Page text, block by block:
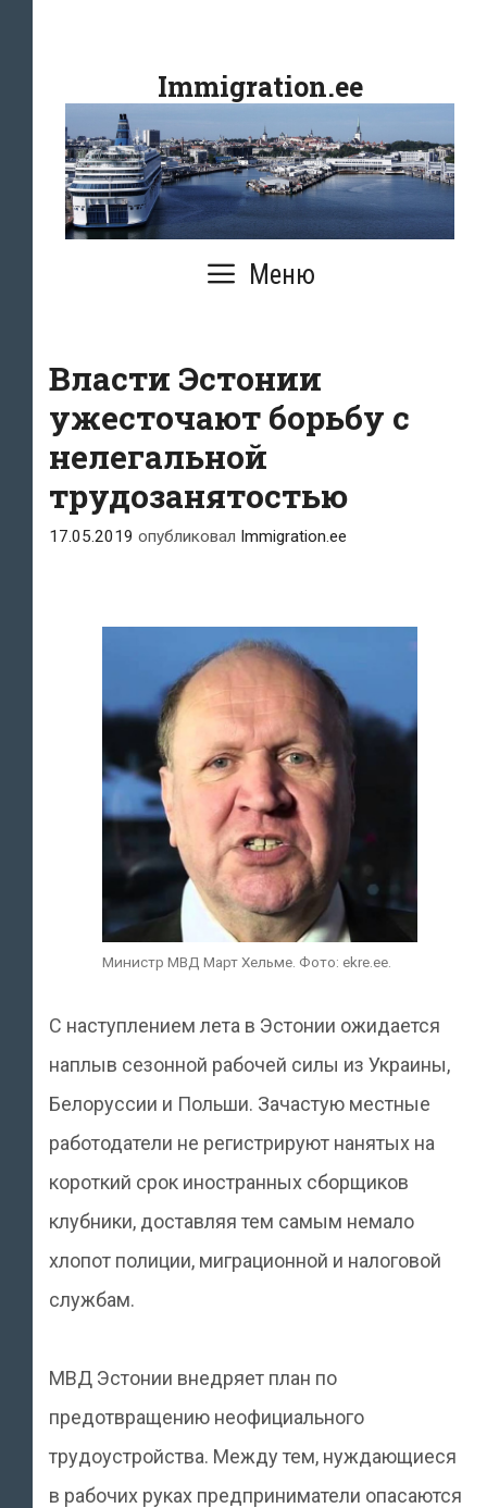
содержимомуImmigration.ee
Меню
Власти Эстонии
ужесточают борьбу с
нелегальной
трудозанятостью
17.05.2019 опубликовал Immigration.ee
Министр МВД Март Хельме. Фото: ekre.ee.
С наступлением лета в Эстонии ожидается
наплыв сезонной рабочей силы из Украины,
Белоруссии и Польши. Зачастую местные
работодатели не регистрируют нанятых на
короткий срок иностранных сборщиков
клубники, доставляя тем самым немало
хлопот полиции, миграционной и налоговой
службам.
МВД Эстонии внедряет план по
предотвращению неофициального
трудоустройства. Между тем, нуждающиеся
в рабочих руках предприниматели опасаются